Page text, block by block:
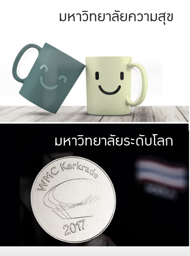
มหาวิทยาลัย
ให้กับประชาชน
มหาวิทยาลัยความสุข
มหาวิทยา
พร้อมที่จ
และผลักดันในการใช้ระบบส
เพื่อการทำงานแ
มหาวิทยาลัยระดับโลก